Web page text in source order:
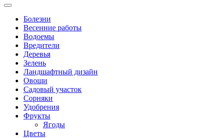
Болезни
Весенние работы
Водоемы
Вредители
Деревья
Зелень
Ландшафтный дизайн
Овощи
Садовый участок
Сорняки
Удобрения
Фрукты
Ягоды
Цветы